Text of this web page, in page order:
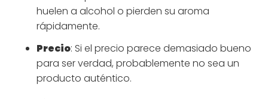
huelen a alcohol o pierden su aroma
rápidamente.
Precio: Si el precio parece demasiado bueno
para ser verdad, probablemente no sea un
producto auténtico.